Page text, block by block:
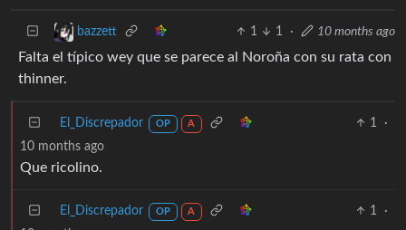
bazzett 1 1 · 10 months ago
Falta el típico wey que se parece al Noroña con su rata con
thinner.
El_Discrepador OP A 1
·
10 months ago
Que ricolino.
El_Discrepador OP A 1
·